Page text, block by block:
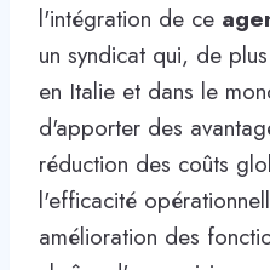
l'intégration de ce
un syndicat qui, de
en Italie et dans le
d'apporter des
réduction des coûts
l'efficacité
amélioration des